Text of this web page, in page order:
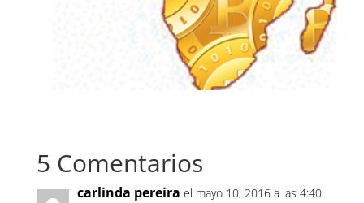
5 Comentarios
carlinda pereira el mayo 10, 2016 a las 4:40